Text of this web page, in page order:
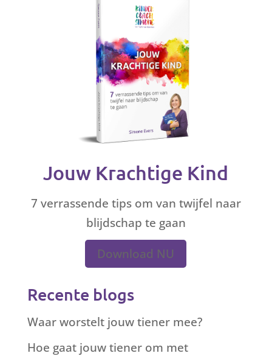
Jouw Krachtige Kind
7 verrassende tips om van twijfel naar
blijdschap te gaan
Download NU
Recente blogs
Waar worstelt jouw tiener mee?
Hoe gaat jouw tiener om met